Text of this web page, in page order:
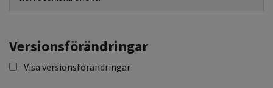
Versionsförändringar
Visa versionsförändringar